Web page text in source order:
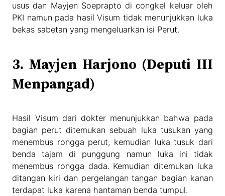
usus dan Mayjen Soeprapto di congkel keluar oleh
PKI namun pada hasil Visum tidak menunjukkan luka
bekas sabetan yang mengeluarkan isi Perut.
3. Mayjen Harjono (Deputi III
Menpangad)
Hasil Visum dari dokter menunjukkan bahwa pada
bagian perut ditemukan sebuah luka tusukan yang
menembus rongga perut, kemudian luka tusuk dari
benda tajam di punggung namun luka ini tidak
menembus rongga dada. Kemudian ditemukan luka
ditangan kiri dan pergelangan tangan bagian kanan
terdapat luka karena hantaman benda tumpul.